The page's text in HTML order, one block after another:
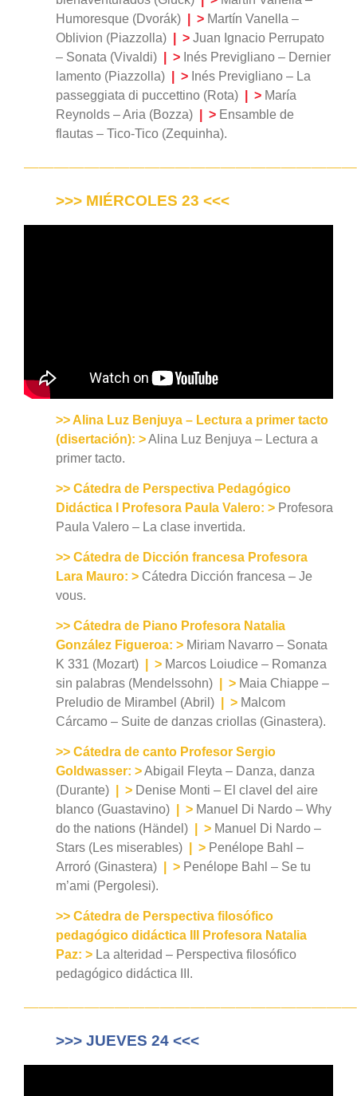
Humoresque (Dvorák)
> Martín Vanella –
Oblivion (Piazzolla) | > Juan Ignacio Perrupato
– Sonata (Vivaldi)
> Inés Previgliano – Dernier
lamento (Piazzolla)
> Inés Previgliano – La
passeggiata di puccettino (Rota)
> María
Reynolds – Aria (Bozza)
> Ensamble de
flautas – Tico-Tico (Zequinha).
>>> MIÉRCOLES 23 <<<
>> Alina Luz Benjuya – Lectura a primer tacto
(disertación): >Alina Luz Benjuya – Lectura a
primer tacto.
>> Cátedra de Perspectiva Pedagógico
Didáctica I Profesora Paula Valero: > Profesora
Paula Valero – La clase invertida.
>> Cátedra de Dicción francesa Profesora
Lara Mauro: > Cátedra Dicción francesa – Je
vous.
>> Cátedra de Piano Profesora Natalia
González Figueroa: > Miriam Navarro – Sonata
K 331 (Mozart)
> Marcos Loiudice – Romanza
sin palabras (Mendelssohn)
> Maia Chiappe –
Preludio de Mirambel (Abril)
> Malcom
Cárcamo – Suite de danzas criollas (Ginastera).
>> Cátedra de canto Profesor Sergio
Goldwasser: >Abigail Fleyta – Danza, danza
(Durante)
> Denise Monti – El clavel del aire
blanco (Guastavino)
> Manuel Di Nardo – Why
do the nations (Händel)
> Manuel Di Nardo –
Stars (Les miserables)
> Penélope Bahl –
Arroró (Ginastera)
> Penélope Bahl – Se tu
m’ami (Pergolesi).
>> Cátedra de Perspectiva filosófico
pedagógico didáctica III Profesora Natalia
Paz: > La alteridad – Perspectiva filosófico
pedagógico didáctica III.
>>> JUEVES 24 <<<